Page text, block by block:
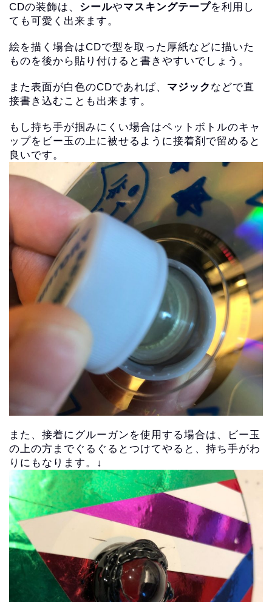
CDの装飾は、 シールやマスキングテープを利用し
ても可愛く出来ます。
絵を描く場合はCDで型を取った厚紙などに描いた
ものを後から貼 り付けると書きやすいでしょう。
また表面が白色のCDであれば、 マジック などで直
接書き込むことも出来ます。
もし持ち手が掴みにくい場合はペットボトルのキャ
ップをビー玉の 上に被せるように接着剤で留めると
良いです。
また、接着にグルーガンを使用する場合は、ビー玉
の上の方までぐるぐるとつけてやると、持ち手がわ
りにもなります。↓